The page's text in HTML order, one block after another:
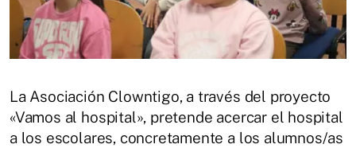
La Asociación Clowntigo, a través del proyecto
«Vamos al hospital», pretende acercar el hospital
a los escolares, concretamente a los alumnos/as